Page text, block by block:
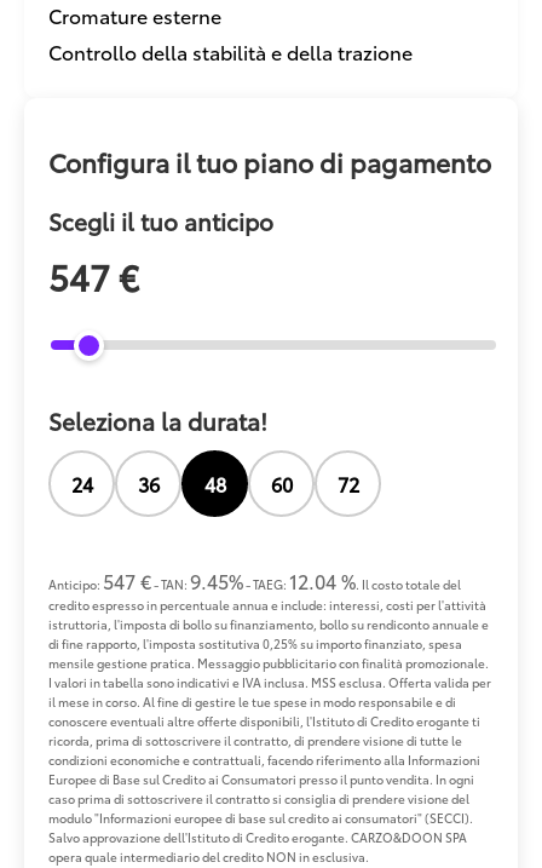
Cromature esterne
Controllo della stabilità e della trazione
Configura il tuo piano di pagamento
Scegli il tuo anticipo
547 €
Seleziona la durata!
24 36 48 60 72
Anticipo: 547 €- TAN: 9.45%- TAEG: 12.04 %. Il costo totale del
credito espresso in percentuale annua e include: interessi, costi per l'attività
istruttoria, l'imposta di bollo su finanziamento, bollo su rendiconto annuale e
di fine rapporto, l'imposta sostitutiva 0,25% su importo finanziato, spesa
mensile gestione pratica. Messaggio pubblicitario con finalità promozionale.
I valori in tabella sono indicativi e IVA inclusa. MSS esclusa. Offerta valida per
il mese in corso. Al fine di gestire le tue spese in modo responsabile e di
conoscere eventuali altre offerte disponibili, l'Istituto di Credito erogante ti
ricorda, prima di sottoscrivere il contratto, di prendere visione di tutte le
condizioni economiche e contrattuali, facendo riferimento alla Informazioni
Europee di Base sul Credito ai Consumatori presso il punto vendita. In ogni
caso prima di sottoscrivere il contratto si consiglia di prendere visione del
modulo "Informazioni europee di base sul credito ai consumatori" (SECCI).
Salvo approvazione dell'Istituto di Credito erogante. CARZO&DOON SPA
opera quale intermediario del credito NON in esclusiva.